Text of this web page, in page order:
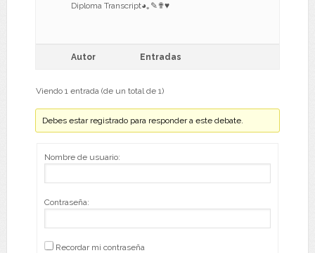
Diploma Transcript◕｡✎✟♥
Autor Entradas
Viendo 1 entrada (de un total de 1)
Debes estar registrado para responder a este debate.
Nombre de usuario:
Contraseña:
Recordar mi contraseña